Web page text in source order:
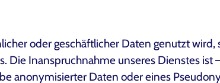
oder geschäftlicher Daten genutzt wird,
Die Inanspruchnahme unseres Dienstes ist
anonymisierter Daten oder eines